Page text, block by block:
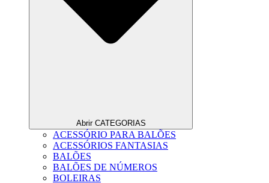
Abrir CATEGORIAS
ACESSÓRIO PARA BALÕES
ACESSÓRIOS FANTASIAS
BALÕES
BALÕES DE NÚMEROS
BOLEIRAS